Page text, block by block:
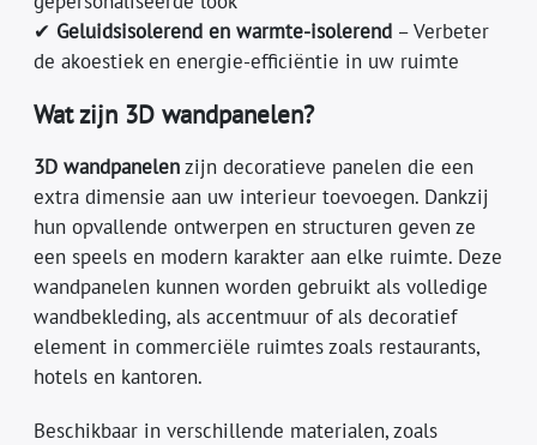
✔ Geluidsisolerend en warmte-isolerend – Verbeter
de akoestiek en energie-efficiëntie in uw ruimte
Wat zijn 3D wandpanelen?
3D wandpanelenzijn decoratieve panelen die een
extra dimensie aan uw interieur toevoegen. Dankzij
hun opvallende ontwerpen en structuren geven ze
een speels en modern karakter aan elke ruimte. Deze
wandpanelen kunnen worden gebruikt als volledige
wandbekleding, als accentmuur of als decoratief
element in commerciële ruimtes zoals restaurants,
hotels en kantoren.
Beschikbaar in verschillende materialen, zoals